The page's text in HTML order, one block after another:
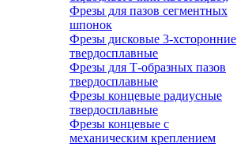
Фрезы для пазов сегментных
шпонок
Фрезы дисковые 3-хсторонние
твердосплавные
Фрезы для Т-образных пазов
твердосплавные
Фрезы концевые радиусные
твердосплавные
Фрезы концевые с
механическим креплением